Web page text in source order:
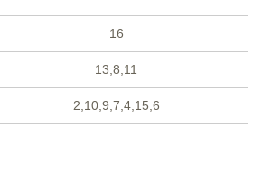
16
13,8,11
2,10,9,7,4,15,6